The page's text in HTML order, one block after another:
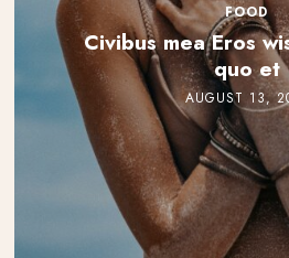
FOOD
Civibus mea Eros
quo et
AUGUST 13,